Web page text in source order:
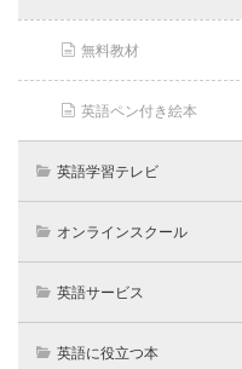
無料教材
英語ペン付き絵本
英語学習テレビ
オンラインスクール
英語サービス
英語に役立つ本